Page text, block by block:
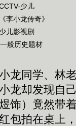
少儿
《李小龙传奇》
儿影视剧
一般历史题材
龙同学、林
龙却发现自
饰）竟然带
包拍在桌上